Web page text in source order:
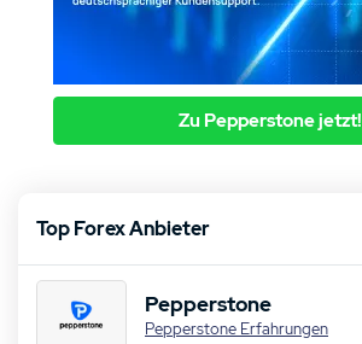
Zu Pepperstone jetzt!
Top Forex Anbieter
Pepperstone
Pepperstone Erfahrungen